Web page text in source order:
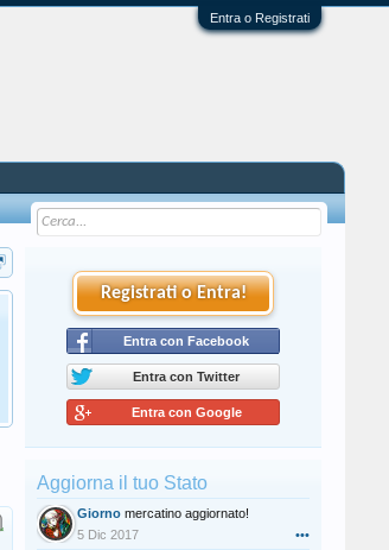
Entra o Registrati
Registrati o Entra!
Entra con Facebook
Entra con Twitter
Entra con Google
Aggiorna il tuo Stato
Giorno mercatino aggiornato!
5 Dic 2017
•••